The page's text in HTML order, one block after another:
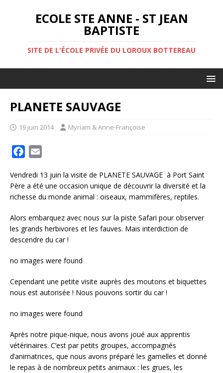
ECOLE STE ANNE - ST JEAN
BAPTISTE
SITE DE L'ÉCOLE PRIVÉE DU LOROUX BOTTEREAU
PLANETE SAUVAGE
19 juin 2014 Myriam & Anne-Françoise
c
e
o
o
k
a
i
Vendredi 13 juin la visite de PLANETE SAUVAGE à Port Saint
Père a été une occasion unique de découvrir la diversité et la
richesse du monde animal : oiseaux, mammifères, reptiles.
Alors embarquez avec nous sur la piste Safari pour observer
les grands herbivores et les fauves. Mais interdiction de
descendre du car !
no images were found
Cependant une petite visite auprès des moutons et biquettes
nous est autorisée ! Nous pouvons sortir du car !
no images were found
Après notre pique-nique, nous avons joué aux apprentis
vétérinaires. C’est par petits groupes, accompagnés
d’animatrices, que nous avons préparé les gamelles et donné
le repas à de nombreux petits animaux : les grues, les